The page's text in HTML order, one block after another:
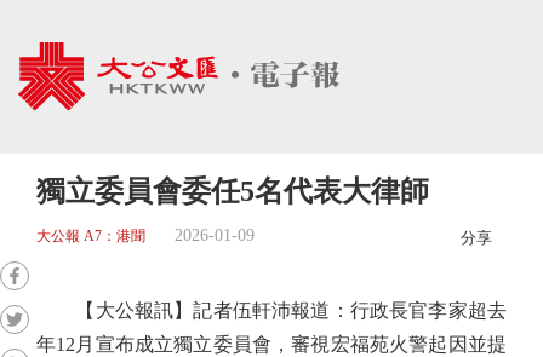
獨立委員會委任5名代表大律師
大公報 A7：港聞 2026-01-09 分享
【大公報訊】記者伍軒沛報道：行政長官李家超去
年12月宣布成立獨立委員會，審視宏福苑火警起因並提